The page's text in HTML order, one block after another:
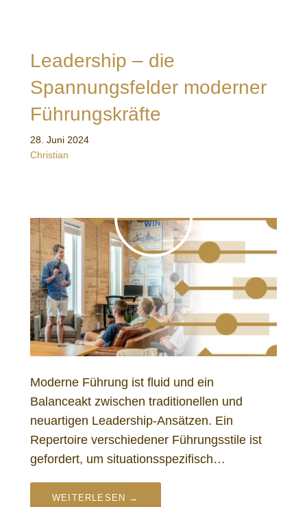
Leadership – die
Spannungsfelder moderner
Führungskräfte
28. Juni 2024
Christian
Moderne Führung ist fluid und ein
Balanceakt zwischen traditionellen und
neuartigen Leadership-Ansätzen. Ein
Repertoire verschiedener Führungsstile ist
gefordert, um situationsspezifisch…
WEITERLESEN →